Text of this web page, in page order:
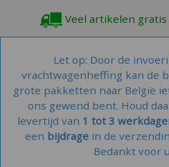
Veel artikelen gratis
Let op: Door de
vrachtwagenheffing kan de
grote pakketten naar België
ons gewend bent. Houd
levertijd van 1 tot 3
een bijdrage in de
Bedankt voor